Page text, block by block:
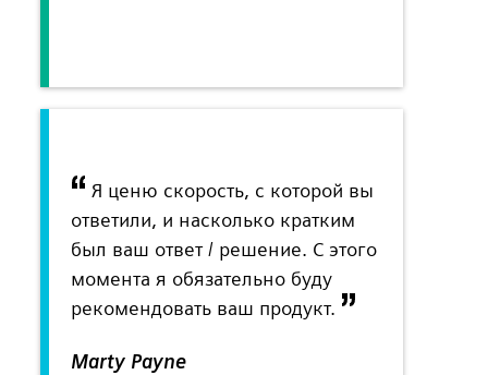
Я ценю скорость, с которой вы
ответили, и насколько кратким
был ваш ответ / решение. С этого
момента я обязательно буду
рекомендовать ваш продукт.
Marty Payne